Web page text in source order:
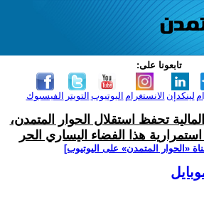
تابعونا على:
الفيسبوك التويتر اليوتيوب الانستغرام لينكدإن
تحفظ استقلال الحوار المتمدن،
هذا الفضاء اليساري الحر
‫«الحوار المتمدن» على اليوتيوب]